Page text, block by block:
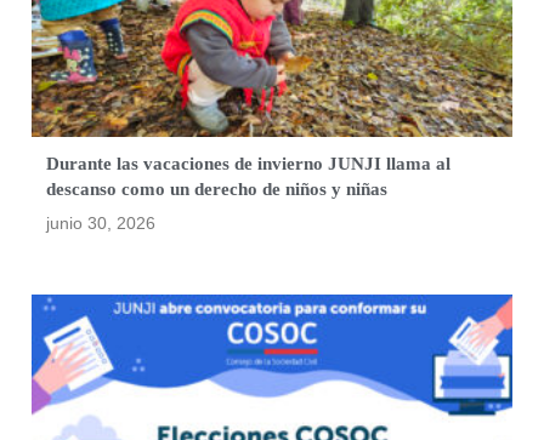
Durante las vacaciones de invierno JUNJI llama al
descanso como un derecho de niños y niñas
junio 30, 2026